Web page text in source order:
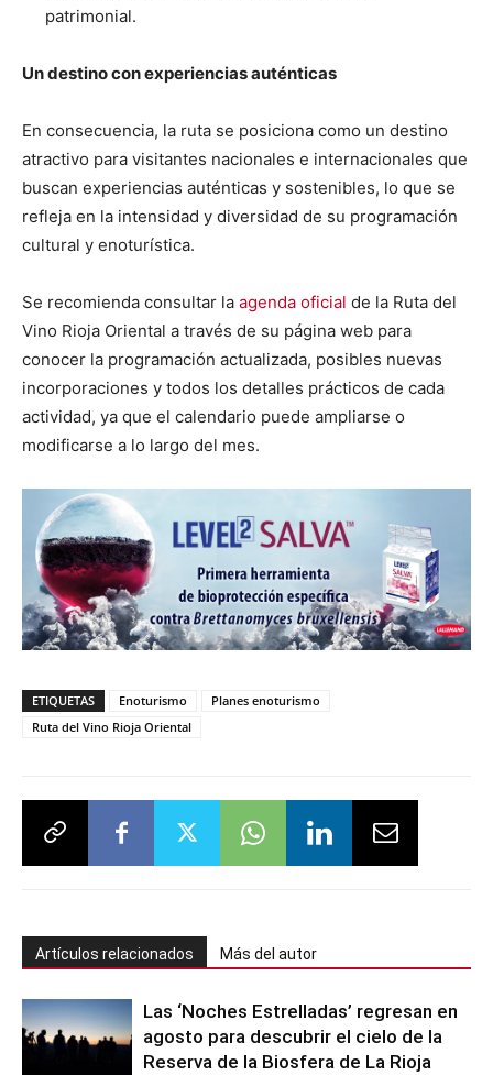
patrimonial.
Un destino con experiencias auténticas
En consecuencia, la ruta se posiciona como un destino
atractivo para visitantes nacionales e internacionales que
buscan experiencias auténticas y sostenibles, lo que se
refleja en la intensidad y diversidad de su programación
cultural y enoturística.
Se recomienda consultar la agenda oficial de la Ruta del
Vino Rioja Oriental a través de su página web para
conocer la programación actualizada, posibles nuevas
incorporaciones y todos los detalles prácticos de cada
actividad, ya que el calendario puede ampliarse o
modificarse a lo largo del mes.
ETIQUETAS Enoturismo
Planes enoturismo
Ruta del Vino Rioja Oriental
Artículos relacionados Más del autor
Las ‘Noches Estrelladas’ regresan en
agosto para descubrir el cielo de la
Reserva de la Biosfera de La Rioja